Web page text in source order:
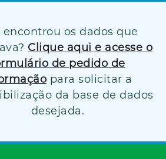
encontrou os dados que
Clique aqui e acesse o
de pedido de
para solicitar a
da base de dados
desejada.